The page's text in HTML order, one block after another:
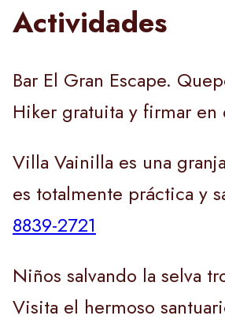
Actividades
Bar El Gran Escape.
Hiker gratuita y firmar
Villa Vainilla es una
es totalmente práctica y
8839-2721
Niños salvando la selva
Visita el hermoso